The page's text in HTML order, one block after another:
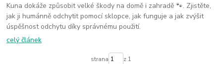
Kuna dokáže způsobit velké škody na domě i zahradě 🐾. Zjistěte,
jak ji humánně odchytit pomocí sklopce, jak funguje a jak zvýšit
úspěšnost odchytu díky správnému použití.
celý článek
strana z 1